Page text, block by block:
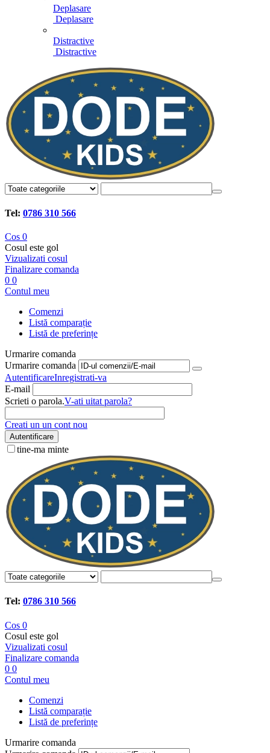
Deplasare
Deplasare
Distractive
Distractive
Tel: 0786 310 566
Cos 0
Cosul este gol
Vizualizati cosul
Finalizare comanda
0 0
Contul meu
Comenzi
Listă comparație
Listă de preferințe
Urmarire comanda
Urmarire comanda
AutentificareInregistrati-va
E-mail
Scrieti o parola.V-ati uitat parola?
Creati un un cont nou
Autentificare
tine-ma minte
Tel: 0786 310 566
Cos 0
Cosul este gol
Vizualizati cosul
Finalizare comanda
0 0
Contul meu
Comenzi
Listă comparație
Listă de preferințe
Urmarire comanda